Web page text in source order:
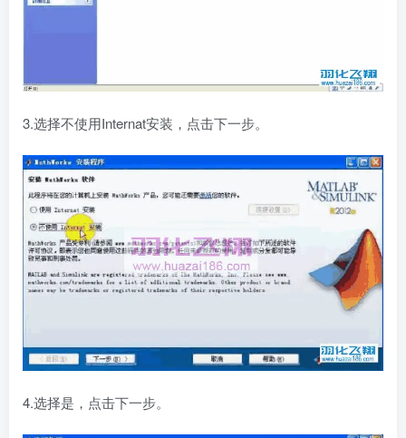
3.选择不使用Internat安装，点击下一步。
4.选择是，点击下一步。